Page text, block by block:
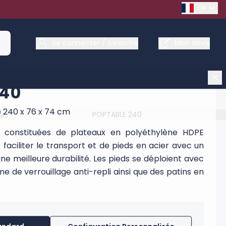
x 76 x 74 cm
de plateaux en polyéthylène HDPE
faciliter le transport et de pieds en acier avec un
meilleure durabilité. Les pieds se déploient avec
de verrouillage anti-repli ainsi que des patins en
Les tables se replient en quelques secondes